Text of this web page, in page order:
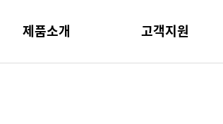
제품소개 고객지원